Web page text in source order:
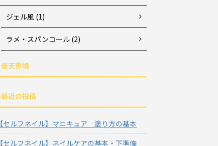
ジェル風 (1)
ラメ・スパンコール (2)
楽天市場
最近の投稿
【セルフネイル】マニキュア 塗り方の基本
【セルフネイル】ネイルケアの基本・下準備